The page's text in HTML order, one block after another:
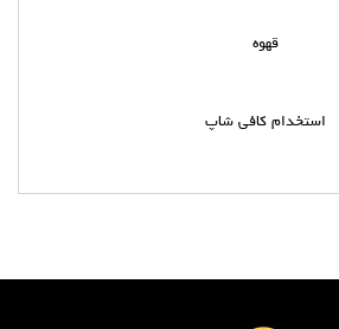
قهوه
استخدام کافی شاپ